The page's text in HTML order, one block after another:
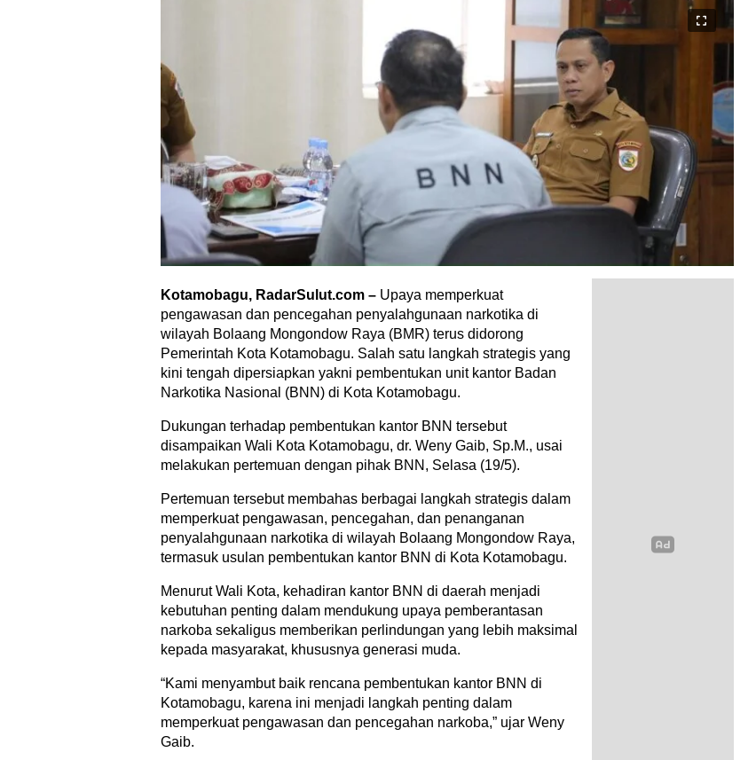
Kotamobagu, RadarSulut.com – Upaya memperkuat
pengawasan dan pencegahan penyalahgunaan narkotika di
wilayah Bolaang Mongondow Raya (BMR) terus didorong
Pemerintah Kota Kotamobagu. Salah satu langkah strategis yang
kini tengah dipersiapkan yakni pembentukan unit kantor Badan
Narkotika Nasional (BNN) di Kota Kotamobagu.
Dukungan terhadap pembentukan kantor BNN tersebut
disampaikan Wali Kota Kotamobagu, dr. Weny Gaib, Sp.M., usai
melakukan pertemuan dengan pihak BNN, Selasa (19/5).
Pertemuan tersebut membahas berbagai langkah strategis dalam
memperkuat pengawasan, pencegahan, dan penanganan
penyalahgunaan narkotika di wilayah Bolaang Mongondow Raya,
termasuk usulan pembentukan kantor BNN di Kota Kotamobagu.
Menurut Wali Kota, kehadiran kantor BNN di daerah menjadi
kebutuhan penting dalam mendukung upaya pemberantasan
narkoba sekaligus memberikan perlindungan yang lebih maksimal
kepada masyarakat, khususnya generasi muda.
“Kami menyambut baik rencana pembentukan kantor BNN di
Kotamobagu, karena ini menjadi langkah penting dalam
memperkuat pengawasan dan pencegahan narkoba,” ujar Weny
Gaib.